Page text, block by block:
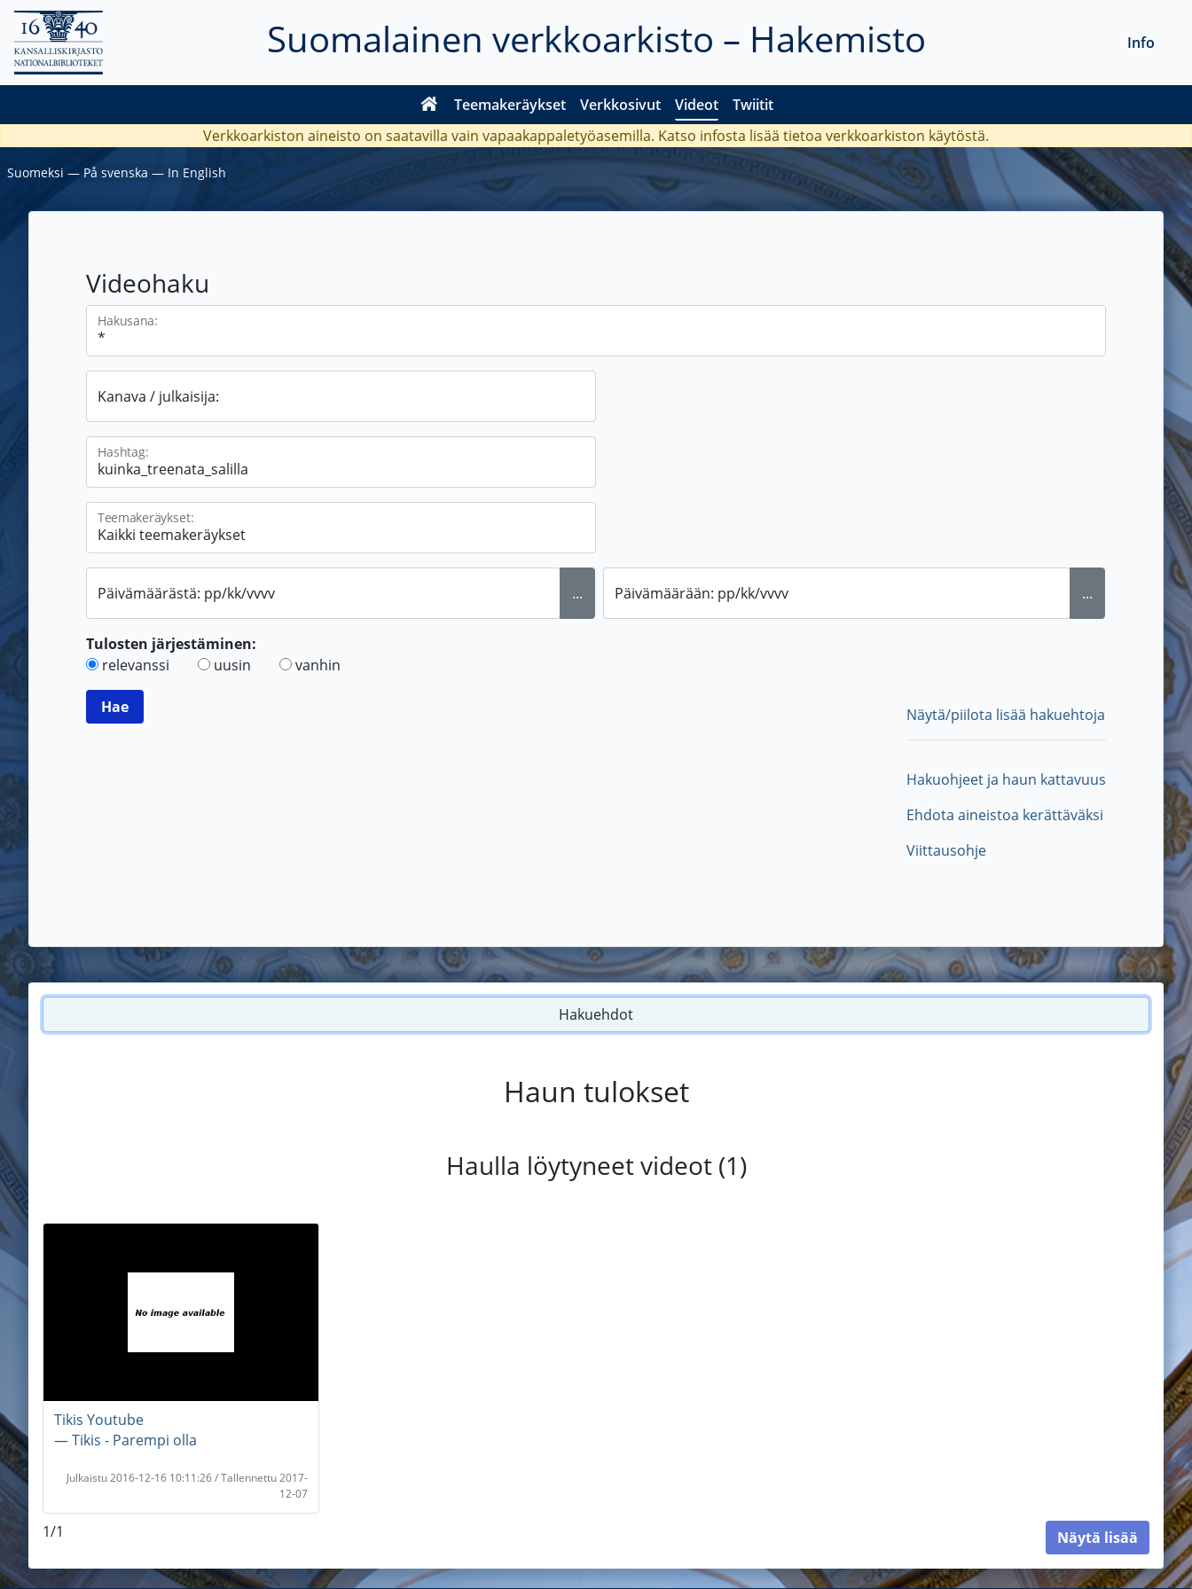
Suomalainen verkkoarkisto – Hakemisto
Teemakeräykset Verkkosivut Videot Twiitit
Info
Verkkoarkiston aineisto on saatavilla vain vapaakappaletyöasemilla. Katso infosta lisää tietoa verkkoarkiston käytöstä.
Suomeksi ― På svenska ― In English
Videohaku
Hakusana:
Kanava / julkaisija:
Hashtag:
Teemakeräykset:
Päivämäärästä: pp/kk/vvvv ... Päivämäärään: pp/kk/vvvv ...
Tulosten järjestäminen:
relevanssi
uusin vanhin
Näytä/piilota lisää hakuehtoja
Hakuohjeet ja haun kattavuus
Ehdota aineistoa kerättäväksi
Viittausohje
Hakuehdot
Haun tulokset
Haulla löytyneet videot (1)
Tikis Youtube
― Tikis - Parempi olla
Julkaistu 2016-12-16 10:11:26 / Tallennettu 2017-
12-07
1/1 Näytä lisää